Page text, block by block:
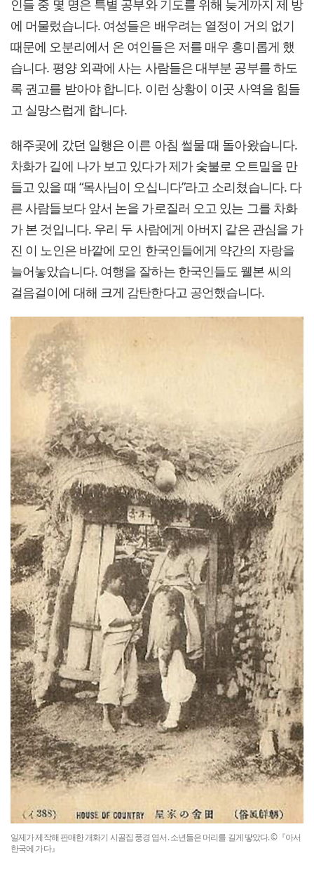
인들 중 몇 명은 특별 공부와 기도를 위해 늦게까지 제 방
에 머물렀습니다. 여성들은 배우려는 열정이 거의 없기
때문에 오분리에서 온 여인들은 저를 매우 흥미롭게 했
습니다. 평양 외곽에 사는 사람들은 대부분 공부를 하도
록 권고를 받아야 합니다. 이런 상황이 이곳 사역을 힘들
고 실망스럽게 합니다.
해주곶에 갔던 일행은 이른 아침 썰물 때 돌아왔습니다.
차화가 길에 나가 보고 있다가 제가 숯불로 오트밀을 만
들고 있을 때 “목사님이 오십니다”라고 소리쳤습니다. 다
른 사람들보다 앞서 논을 가로질러 오고 있는 그를 차화
가 본 것입니다. 우리 두 사람에게 아버지 같은 관심을 가
진 이 노인은 바깥에 모인 한국인들에게 약간의 자랑을
늘어놓았습니다. 여행을 잘하는 한국인들도 웰본 씨의
걸음걸이에 대해 크게 감탄한다고 공언했습니다.
일제가 제작해 판매한 개화기 시골집 풍경 엽서. 소년들은 머리를 길게 땋았다. ©『아서
한국에 가다』